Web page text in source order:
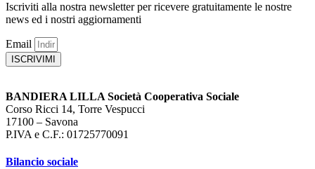
Iscriviti alla nostra newsletter per ricevere gratuitamente le nostre
news ed i nostri aggiornamenti
Email
ISCRIVIMI
BANDIERA LILLA Società Cooperativa Sociale
Corso Ricci 14, Torre Vespucci
17100 – Savona
P.IVA e C.F.: 01725770091
Bilancio sociale